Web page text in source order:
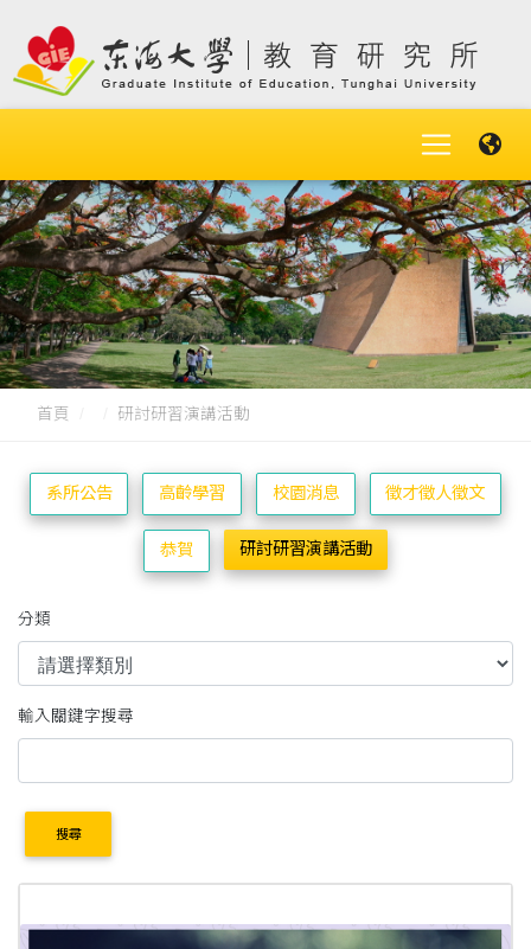
首頁 研討研習演講活動
系所公告 高齡學習 校園消息 徵才徵人徵文
恭賀 研討研習演講活動
分類
輸入關鍵字搜尋
搜尋